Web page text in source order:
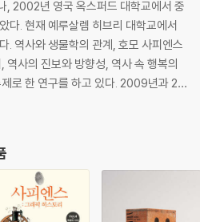
를 들다
문화의 도래 | 감수성과 경험이 지식을 만
숭고
로 | 감수성을 받아들인 군대의 교육 혁명 |
보다 1740~1865년
징
습으로 바꾸었나? | 풍부한 감각 묘사 |
, 2002년 영국 옥스퍼드 대학교에서 중
다. 현재 예루살렘 히브리 대학교에서
. 역사와 생물학의 관계, 호모 사피엔스
역사의 진보와 방향성, 역사 속 행복의
로 한 연구를 하고 있다. 2009년과 20
독창성에 대한 플론스키 상’을 수상했
문으로 ‘몬카도 상’을 수상했다. 2012
서 인